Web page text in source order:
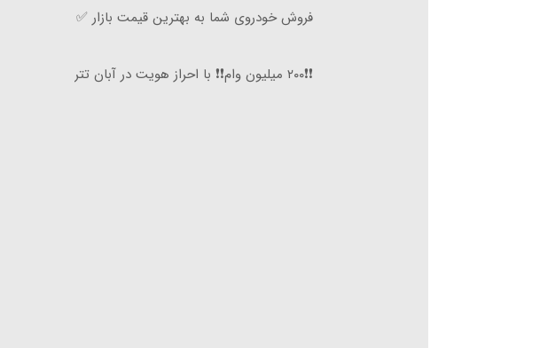
فروش خودروی شما به بهترین قیمت بازار ✅
❗❗۲۰۰ میلیون وام❗❗ با احراز هویت در آبان تتر